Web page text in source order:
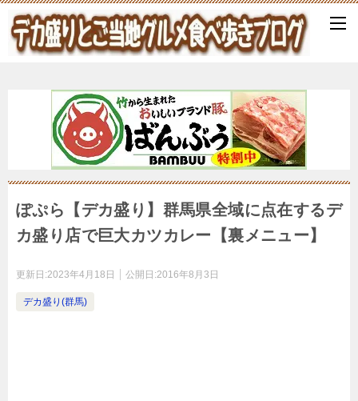
ぽぷら【デカ盛り】群馬県全域に点在するデ
カ盛り店で巨大カツカレー【裏メニュー】
更新日:2023年4月18日 公開日:2016年8月3日
デカ盛り(群馬)